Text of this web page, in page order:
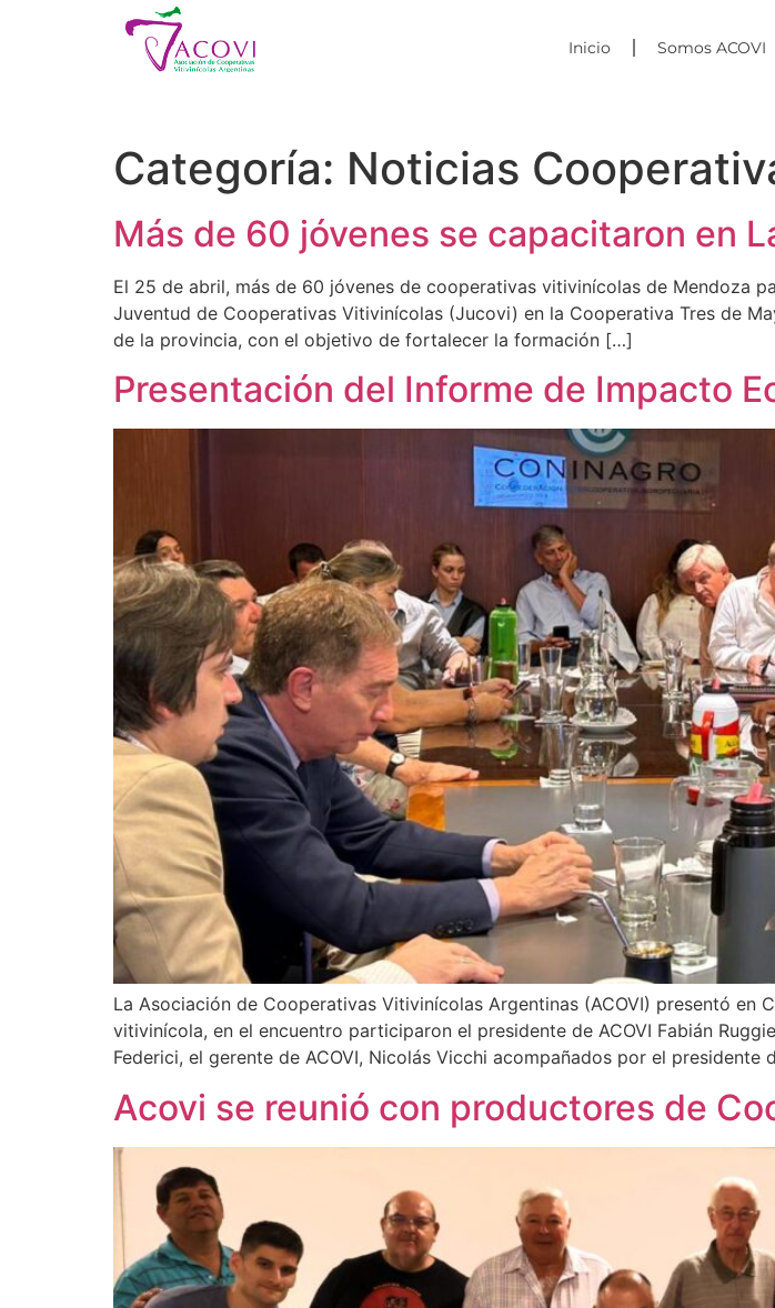
Inicio Somos ACOVI
Categoría: Noticias
Más de 60 jóvenes se capacitaron en
El 25 de abril, más de 60 jóvenes de cooperativas vitivinícolas de Mendoza
Juventud de Cooperativas Vitivinícolas (Jucovi) en la Cooperativa Tres de
de la provincia, con el objetivo de fortalecer la formación […]
Presentación del Informe de Impacto
La Asociación de Cooperativas Vitivinícolas Argentinas (ACOVI) presentó en
vitivinícola, en el encuentro participaron el presidente de ACOVI Fabián
Federici, el gerente de ACOVI, Nicolás Vicchi acompañados por el
Acovi se reunió con productores de